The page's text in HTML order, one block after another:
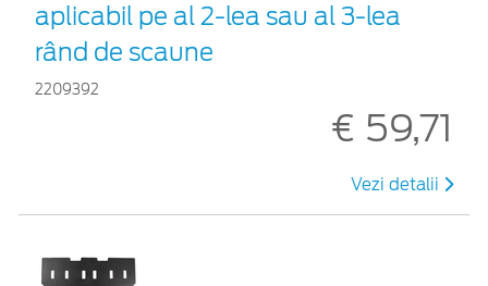
aplicabil pe al 2-lea sau al 3-lea
rând de scaune
2209392
€ 59,71
Vezi detalii